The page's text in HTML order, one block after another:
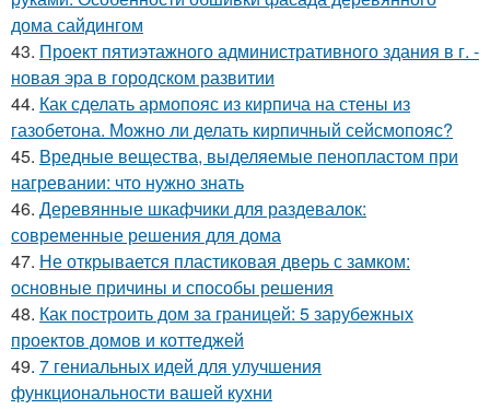
дома сайдингом
43. Проект пятиэтажного административного здания в г. -
новая эра в городском развитии
44. Как сделать армопояс из кирпича на стены из
газобетона. Можно ли делать кирпичный сейсмопояс?
45. Вредные вещества, выделяемые пенопластом при
нагревании: что нужно знать
46. Деревянные шкафчики для раздевалок:
современные решения для дома
47. Не открывается пластиковая дверь с замком:
основные причины и способы решения
48. Как построить дом за границей: 5 зарубежных
проектов домов и коттеджей
49. 7 гениальных идей для улучшения
функциональности вашей кухни